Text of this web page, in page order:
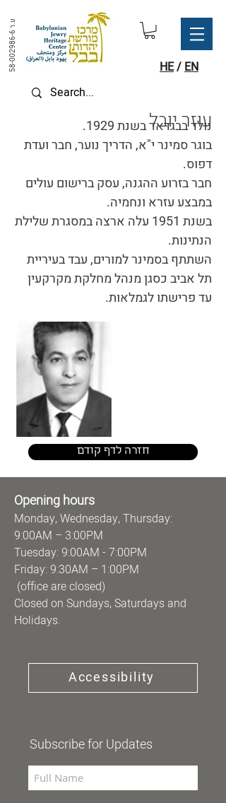
ע.ר
58-002986-6 HE/ EN
עוזר יובל
נולד בבגדאד בשנת 1929.
בוגר סמינר י"א, הדריך נוער, חבר ועדת
דפוס.
חבר בזרוע ההגנה, עסק ברישום עולים
במבצע עזרא ונחמיה.
בשנת 1951 עלה ארצה במסגרת שלילת
הנתינות.
השתתף בסמינר למורים, עבד בעיריית
תל אביב כסגן מנהל מחלקת מקרקעין
עד פרישתו לגמלאות.
חזרה לדף קודם
Opening hours
Monday, Wednesday, Thursday:
9:00AM – 3:00PM
Tuesday: 9:00AM - 7:00PM
Friday: 9:30AM – 1:00PM
(office are closed)
Closed on Sundays, Saturdays and
Holidays.
Accessibility
Subscribe for Updates